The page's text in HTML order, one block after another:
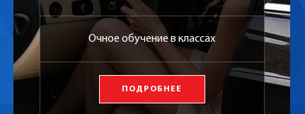
Очное обучение в классах
ПОДРОБНЕЕ